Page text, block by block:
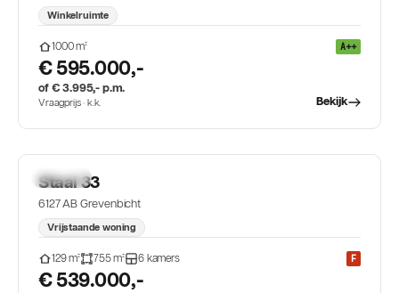
Winkelruimte
1000m² A++
€ 595.000,-
of € 3.995,- p.m.
Vraagprijs · k.k. Bekijk
TE KOOP
Staai 33
6127 AB Grevenbicht
Vrijstaande woning
129m² 755m² 6kamers F
€ 539.000,-